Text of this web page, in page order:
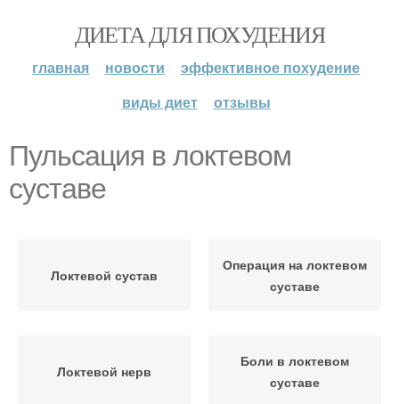
ДИЕТА ДЛЯ ПОХУДЕНИЯ
главная новости
эффективное похудение
виды диет
отзывы
Пульсация в локтевом
суставе
Локтевой сустав
Операция на локтевом
суставе
Локтевой нерв
Боли в локтевом
суставе